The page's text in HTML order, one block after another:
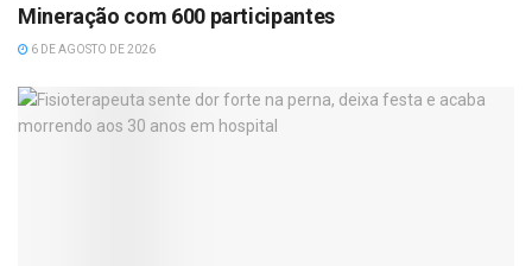
Mineração com 600 participantes
6 DE AGOSTO DE 2026